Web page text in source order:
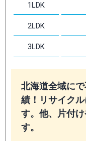
1LDK
2LDK
3LDK
北海道全域に
績！リサイク
す。他、片付
す。